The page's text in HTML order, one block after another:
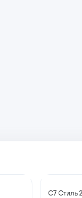
C7 Стиль